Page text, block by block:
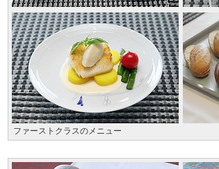
ファーストクラスのメニュー